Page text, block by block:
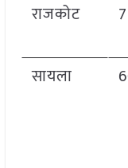
राजकोट
सायला